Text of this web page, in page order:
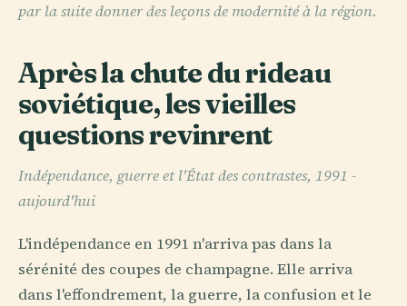
par la suite donner des leçons de modernité à la région.
Après la chute du rideau
soviétique, les vieilles
questions revinrent
Indépendance, guerre et l'État des contrastes, 1991 -
aujourd'hui
L'indépendance en 1991 n'arriva pas dans la
sérénité des coupes de champagne. Elle arriva
dans l'effondrement, la guerre, la confusion et le